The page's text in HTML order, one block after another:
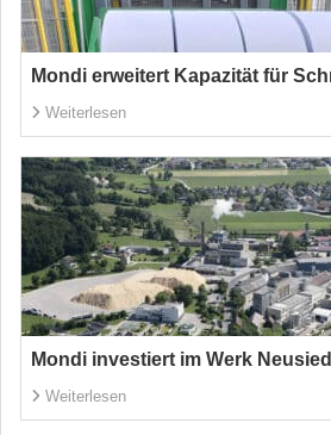
Mondi erweitert Kapazität für
Weiterlesen
Mondi investiert im Werk
Weiterlesen